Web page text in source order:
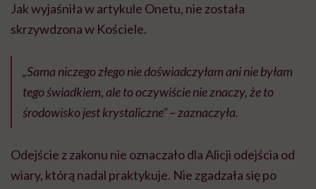
Jak wyjaśniła w artykule Onetu, nie została
skrzywdzona w Kościele.
„Sama niczego złego nie doświadczyłam ani nie byłam
tego świadkiem, ale to oczywiście nie znaczy, że to
środowisko jest krystaliczne” – zaznaczyła.
Odejście z zakonu nie oznaczało dla Alicji odejścia od
wiary, którą nadal praktykuje. Nie zgadzała się po